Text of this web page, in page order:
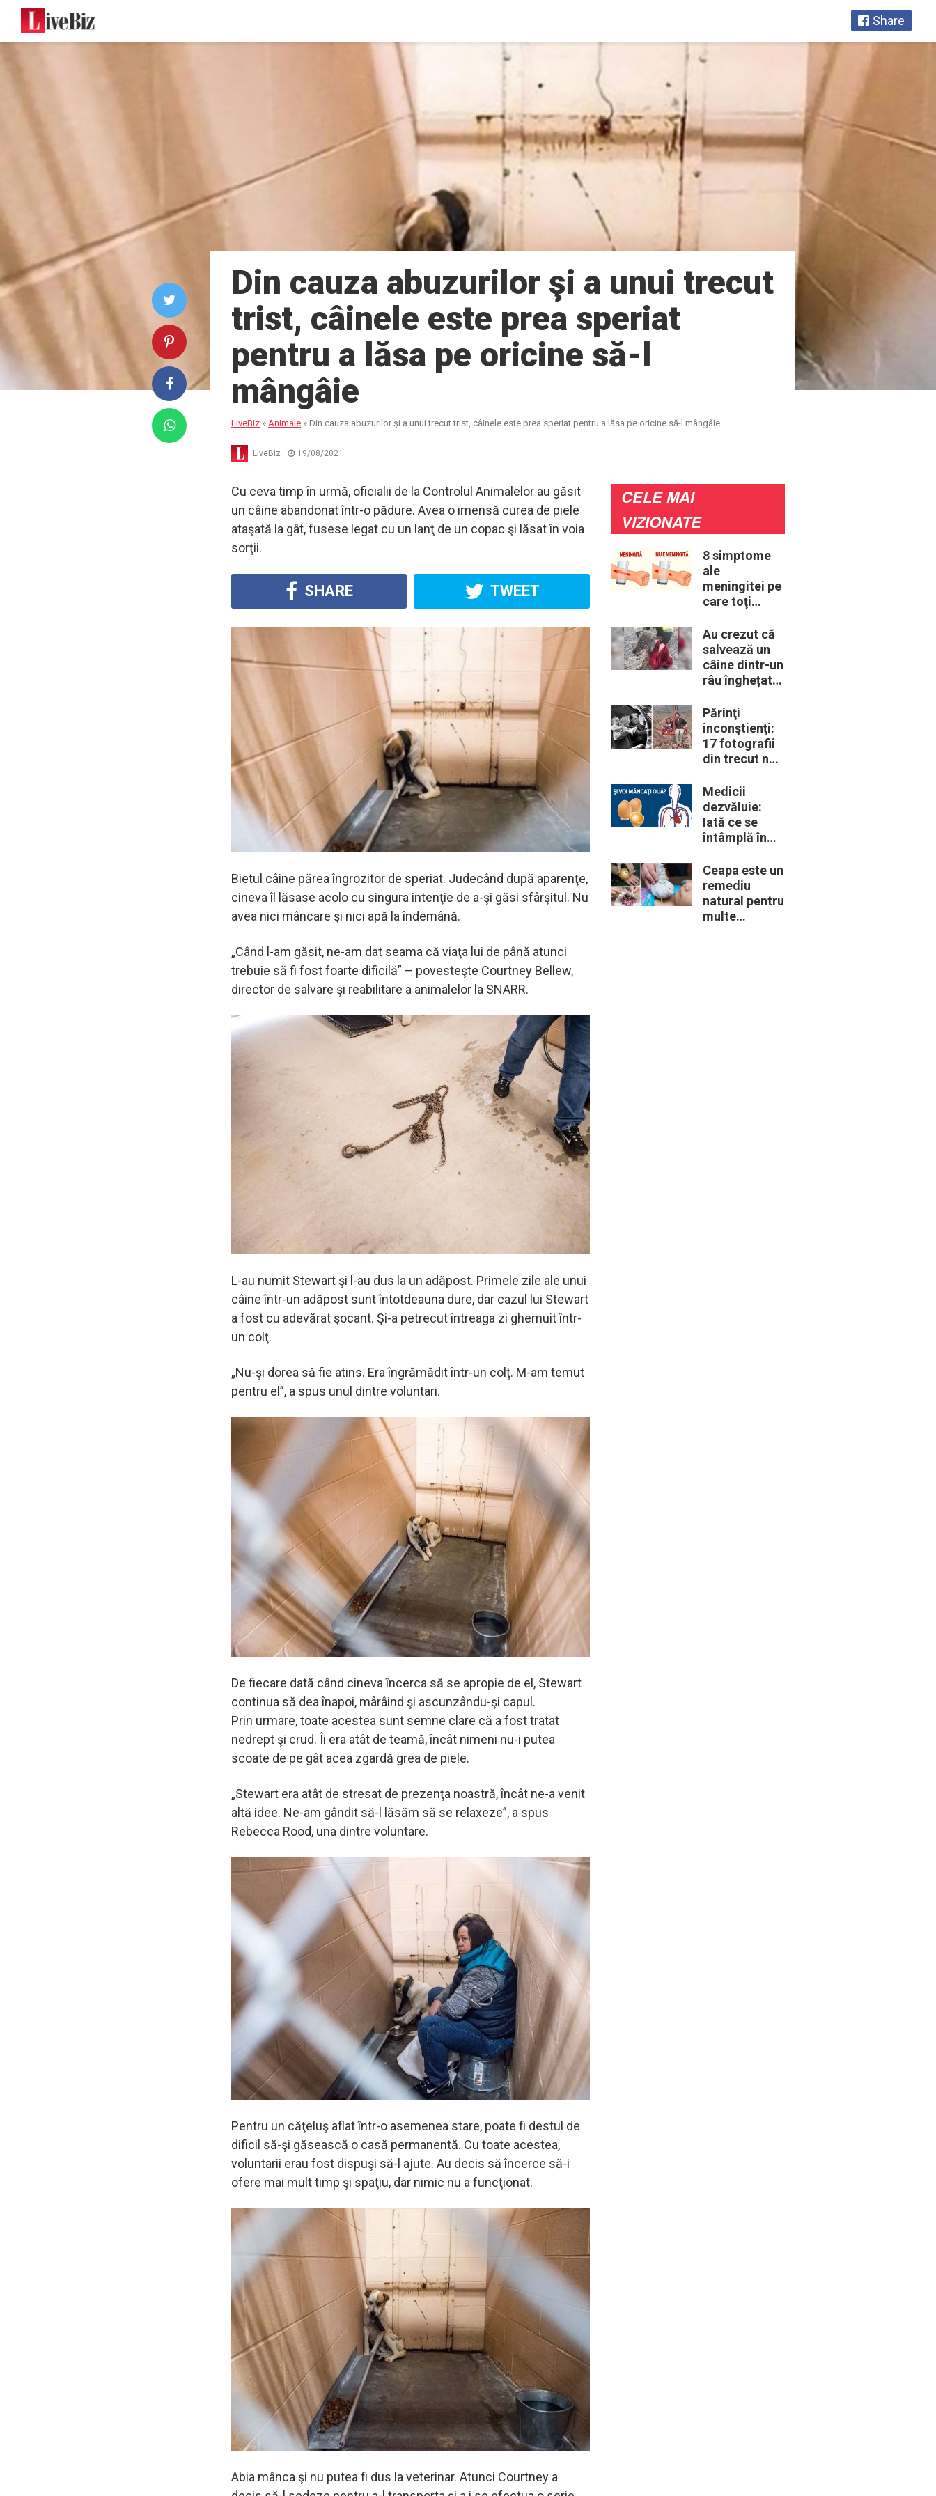
Share
Din cauza abuzurilor şi a unui trecut
trist, câinele este prea speriat
pentru a lăsa pe oricine să-l
mângâie
LiveBiz » Animale » Din cauza abuzurilor şi a unui trecut trist, câinele este prea speriat pentru a lăsa pe oricine să-l mângâie
LiveBiz 19/08/2021
Cu ceva timp în urmă, oficialii de la Controlul Animalelor au găsit
un câine abandonat într-o pădure. Avea o imensă curea de piele
ataşată la gât, fusese legat cu un lanţ de un copac şi lăsat în voia
sorţii.
SHARE TWEET
Bietul câine părea îngrozitor de speriat. Judecând după aparenţe,
cineva îl lăsase acolo cu singura intenţie de a-şi găsi sfârşitul. Nu
avea nici mâncare şi nici apă la îndemână.
„Când l-am găsit, ne-am dat seama că viaţa lui de până atunci
trebuie să fi fost foarte dificilă” – povesteşte Courtney Bellew,
director de salvare şi reabilitare a animalelor la SNARR.
L-au numit Stewart şi l-au dus la un adăpost. Primele zile ale unui
câine într-un adăpost sunt întotdeauna dure, dar cazul lui Stewart
a fost cu adevărat şocant. Şi-a petrecut întreaga zi ghemuit într-
un colţ.
„Nu-şi dorea să fie atins. Era îngrămădit într-un colţ. M-am temut
pentru el”, a spus unul dintre voluntari.
De fiecare dată când cineva încerca să se apropie de el, Stewart
continua să dea înapoi, mârâind şi ascunzându-şi capul.
Prin urmare, toate acestea sunt semne clare că a fost tratat
nedrept şi crud. Îi era atât de teamă, încât nimeni nu-i putea
scoate de pe gât acea zgardă grea de piele.
„Stewart era atât de stresat de prezenţa noastră, încât ne-a venit
altă idee. Ne-am gândit să-l lăsăm să se relaxeze”, a spus
Rebecca Rood, una dintre voluntare.
Pentru un căţeluş aflat într-o asemenea stare, poate fi destul de
dificil să-şi găsească o casă permanentă. Cu toate acestea,
voluntarii erau fost dispuşi să-l ajute. Au decis să încerce să-i
ofere mai mult timp şi spaţiu, dar nimic nu a funcţionat.
Abia mânca şi nu putea fi dus la veterinar. Atunci Courtney a
CELE MAI
VIZIONATE
8 simptome
ale
meningitei pe
care toţi
trebui să le
cunoască
Au crezut că
salvează un
câine dintr-un
râu înghețat:
descoperă că
de fapt era un
lup
Părinţi
inconştienţi:
17 fotografii
din trecut ne
periculoase
erau unele
„obiceiuri” ale
vremii
Medicii
dezvăluie:
Iată ce se
întâmplă în
când începem
să mâncăm
câte două
ouă în fiecare
Ceapa este un
remediu
natural pentru
multe